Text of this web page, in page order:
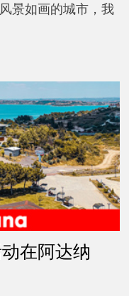
景如画的城市，我
在阿达纳